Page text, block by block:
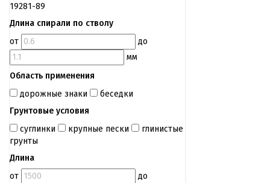
19281-89
Длина спирали по стволу
от
до
мм
Область применения
дорожные знаки
беседки
Грунтовые условия
суглинки
крупные пески
глинистые
грунты
Длина
от
до